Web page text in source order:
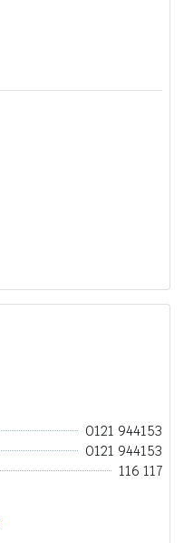
0121 944153
0121 944153
116 117